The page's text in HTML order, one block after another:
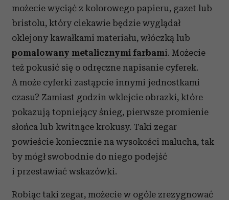
możecie wyciąć z kolorowego papieru, gazet lub
bristolu, który ciekawie będzie wyglądał
oklejony kawałkami materiału, włóczką lub
pomalowany metalicznymi farbami. Możecie
też pokusić się o odręczne napisanie cyferek.
A może cyferki zastąpcie innymi jednostkami
czasu? Zamiast godzin wklejcie obrazki, które
pokazują topniejący śnieg, pierwsze promienie
słońca lub kwitnące krokusy. Taki zegar
powieście koniecznie na wysokości malucha, tak
by mógł swobodnie do niego podejść
i przestawiać wskazówki.
Robiąc taki zegar, możecie w ogóle zrezygnować